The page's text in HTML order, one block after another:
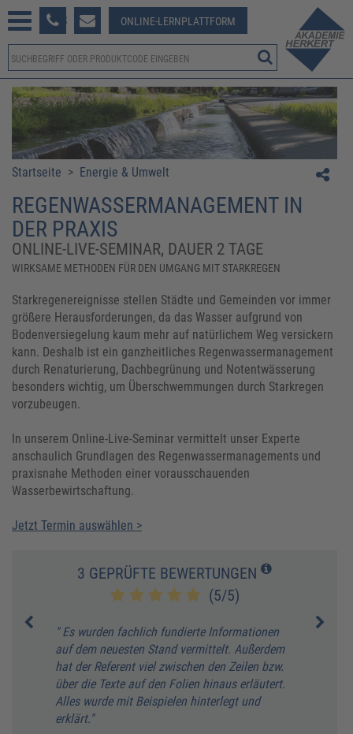
381-123 ONLINE-LERNPLATTFORM
Startseite > Energie & Umwelt
REGENWASSERMANAGEMENT IN
DER PRAXIS
ONLINE-LIVE-SEMINAR, DAUER 2 TAGE
WIRKSAME METHODEN FÜR DEN UMGANG MIT STARKREGEN
Starkregenereignisse stellen Städte und Gemeinden vor immer
größere Herausforderungen, da das Wasser aufgrund von
Bodenversiegelung kaum mehr auf natürlichem Weg versickern
kann. Deshalb ist ein ganzheitliches Regenwassermanagement
durch Renaturierung, Dachbegrünung und Notentwässerung
besonders wichtig, um Überschwemmungen durch Starkregen
vorzubeugen.
In unserem Online-Live-Seminar vermittelt unser Experte
anschaulich Grundlagen des Regenwassermanagements und
praxisnahe Methoden einer vorausschauenden
Wasserbewirtschaftung.
Jetzt Termin auswählen >
3 GEPRÜFTE BEWERTUNGEN
(5/5)
" Es wurden fachlich fundierte Informationen
auf dem neuesten Stand vermittelt. Außerdem
hat der Referent viel zwischen den Zeilen bzw.
über die Texte auf den Folien hinaus erläutert.
Alles wurde mit Beispielen hinterlegt und
erklärt."